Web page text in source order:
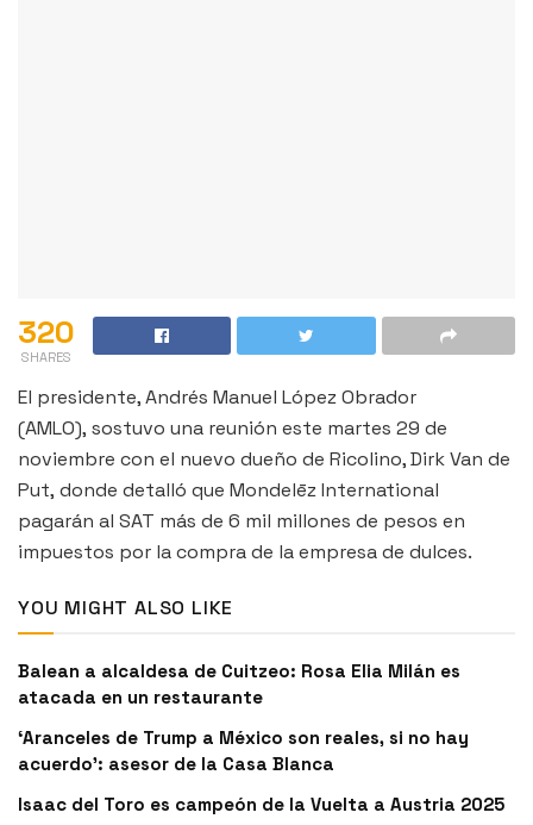
320
SHARES
El presidente, Andrés Manuel López Obrador
(AMLO), sostuvo una reunión este martes 29 de
noviembre con el nuevo dueño de Ricolino, Dirk Van de
Put, donde detalló que Mondelēz International
pagarán al SAT más de 6 mil millones de pesos en
impuestos por la compra de la empresa de dulces.
YOU MIGHT ALSO LIKE
Balean a alcaldesa de Cuitzeo: Rosa Elia Milán es
atacada en un restaurante
‘Aranceles de Trump a México son reales, si no hay
acuerdo’: asesor de la Casa Blanca
Isaac del Toro es campeón de la Vuelta a Austria 2025